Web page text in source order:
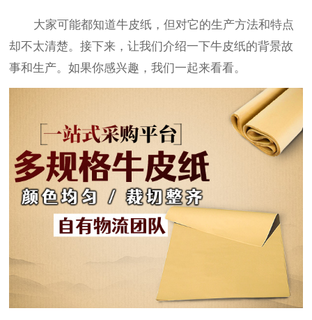
大家可能都知道牛皮纸，但对它的生产方法和特点
却不太清楚。接下来，让我们介绍一下牛皮纸的背景故
事和生产。如果你感兴趣，我们一起来看看。